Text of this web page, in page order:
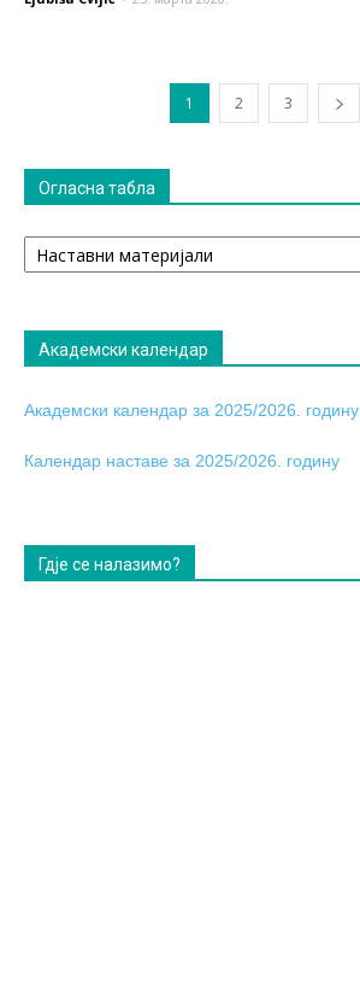
1 2 3
Огласна табла
Огласна
табла
Академски календар
Академски календар за 2025/2026. годину
Календар наставе за 2025/2026. годину
Гдје се налазимо?